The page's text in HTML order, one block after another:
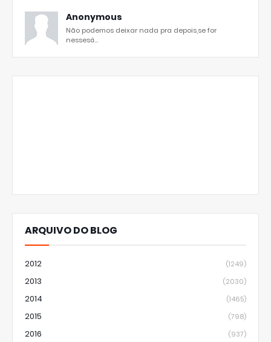
Anonymous
Não podemos deixar nada pra depois,se for
nessesá...
ARQUIVO DO BLOG
2012 (1249)
2013 (2030)
2014 (1465)
2015 (798)
2016 (937)